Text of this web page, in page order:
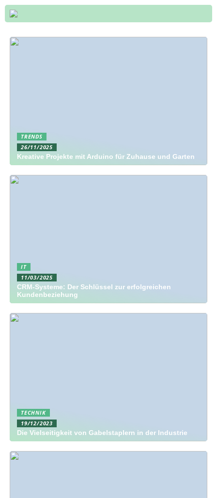
TRENDS
26/11/2025
Kreative Projekte mit Arduino für Zuhause und Garten
IT
11/03/2025
CRM-Systeme: Der Schlüssel zur erfolgreichen
Kundenbeziehung
TECHNIK
19/12/2023
Die Vielseitigkeit von Gabelstaplern in der Industrie